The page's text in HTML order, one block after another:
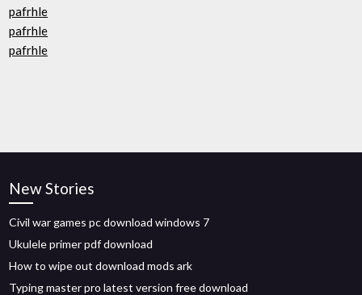
pafrhle
pafrhle
pafrhle
New Stories
Civil war games pc download windows 7
Ukulele primer pdf download
How to wipe out download mods ark
Typing master pro latest version free download